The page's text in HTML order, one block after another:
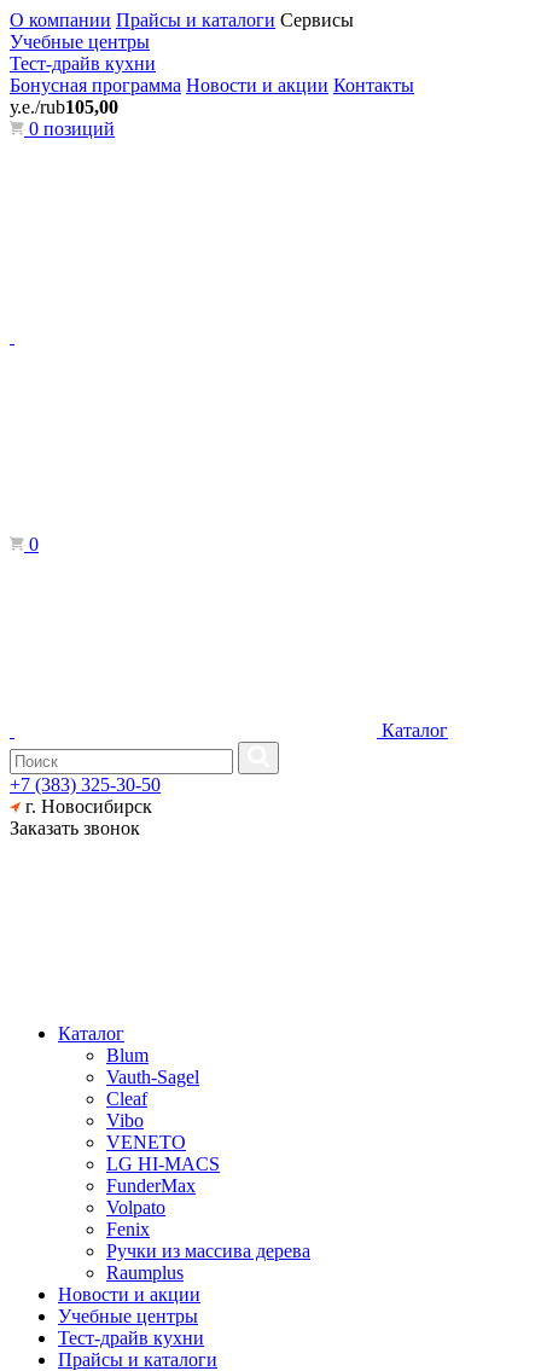
О компании Прайсы и каталоги Сервисы
Учебные центры
Тест-драйв кухни
Бонусная программа Новости и акции Контакты
у.е./rub105,00
0 позиций
0
Каталог
+7 (383) 325-30-50
г. Новосибирск
Заказать звонок
Каталог
Blum
Vauth-Sagel
Cleaf
Vibo
VENETO
LG HI-MACS
FunderMax
Volpato
Fenix
Ручки из массива дерева
Raumplus
Новости и акции
Учебные центры
Тест-драйв кухни
Прайсы и каталоги